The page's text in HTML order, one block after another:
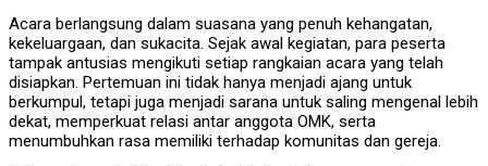
Acara berlangsung dalam suasana yang penuh kehangatan,
kekeluargaan, dan sukacita. Sejak awal kegiatan, para peserta
tampak antusias mengikuti setiap rangkaian acara yang telah
disiapkan. Pertemuan ini tidak hanya menjadi ajang untuk
berkumpul, tetapi juga menjadi sarana untuk saling mengenal lebih
dekat, memperkuat relasi antar anggota OMK, serta
menumbuhkan rasa memiliki terhadap komunitas dan gereja.